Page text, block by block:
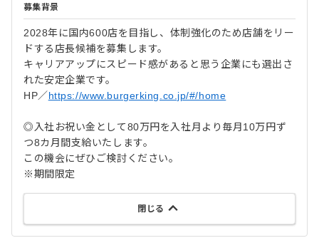
募集背景
2028年に国内600店を目指し、体制強化のため店舗をリー
ドする店長候補を募集します。
キャリアアップにスピード感があると思う企業にも選出さ
れた安定企業です。
HP／https://www.burgerking.co.jp/#/home
◎入社お祝い金として80万円を入社月より毎月10万円ず
つ8カ月間支給いたします。
この機会にぜひご検討ください。
※期間限定
閉じる